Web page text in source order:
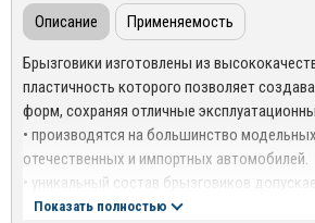
Описание Применяемость
Брызговики изготовлены из
пластичность которого позволяет
форм, сохраняя отличные
• производятся на большинство
отечественных и импортных автомобилей.
• уникальный состав брызговиков
широком диапазоне температур: - 50°С до +
Показать полностью